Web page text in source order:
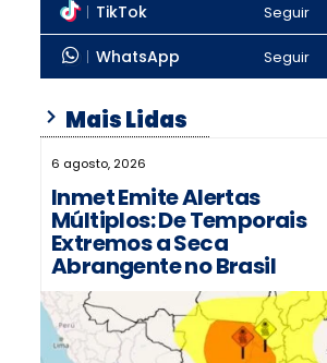
TikTok Seguir
WhatsApp Seguir
Mais Lidas
6 agosto, 2026
Inmet Emite Alertas
Múltiplos: De Temporais
Extremos a Seca
Abrangente no Brasil